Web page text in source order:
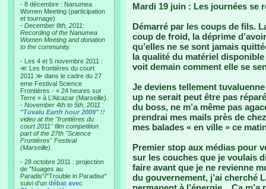
- 8 décembre : Nanumea
Women Meeting (participation
et tournage)
- December 8th, 2011:
Recording of the Nanumea
Women Meeting and donation
to the community.
- Les 4 et 5 novembre 2011 :
≪ Les frontières du court
2011 ≫ dans le cadre du 27
eme Festival Science
Frontières - « 24 heures sur
Terre » à L’Alcazar (Marseille).
- November 4th to 5th, 2011 :
"Tuvalu Earth hour 2009" !!
video at the "frontières du
court 2011" film competition
part of the 27th "Science
Frontières" Festival
(Marseille).
- 28 octobre 2011 : projection
de "Nuages au
Paradis"/"Trouble in Paradise"
suivi d'un débat avec
Mardi 19 juin : Les journées se
Démarré par les coups de fils.
coup de froid, la déprime
qu’elles ne se sont jamais
la qualité du matériel
voit demain comment elle se
Je deviens tellement
up ne serait peut être pas
du boss, ne m’a même pas
prendrai mes mails près de
mes balades « en ville » ce
Premier stop aux médias pour
sur les couches que je voulais
faire avant que je ne revienne
du gouvernement, j’ai cherché